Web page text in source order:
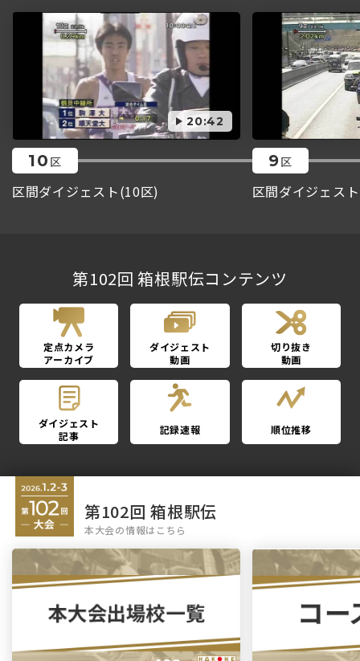
20:42
10 区
区間ダイジェスト(10区)
9区
区間ダイジェス
第102回 箱根駅伝コンテンツ
定点カメラ
アーカイブ
ダイジェスト
動画
切り抜き
動画
ダイジェスト
記事
記録速報 順位推移
第102回 箱根駅伝
本大会の情報はこちら